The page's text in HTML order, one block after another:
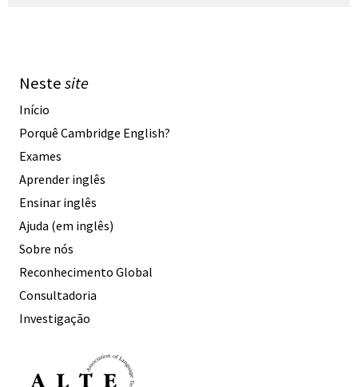
Nestesite
Início
Porquê Cambridge English?
Exames
Aprender inglês
Ensinar inglês
Ajuda (em inglês)
Sobre nós
Reconhecimento Global
Consultadoria
Investigação